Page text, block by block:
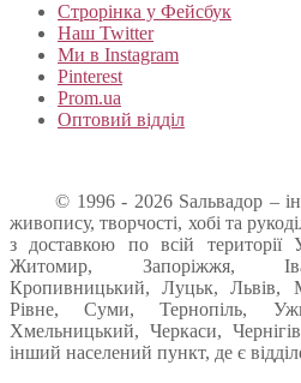
Строрінка у Фейсбук
Наш Twitter
Ми в Instagram
Pinterest
Prom.ua
Оптовий відділ
© 1996 - 2026 Sальвадор –
живопису, творчості, хобі та
з доставкою по всій території
Житомир, Запоріжжя,
Кропивницький, Луцьк, Львів,
Рівне, Суми, Тернопіль,
Хмельницький, Черкаси,
інший населений пункт, де є